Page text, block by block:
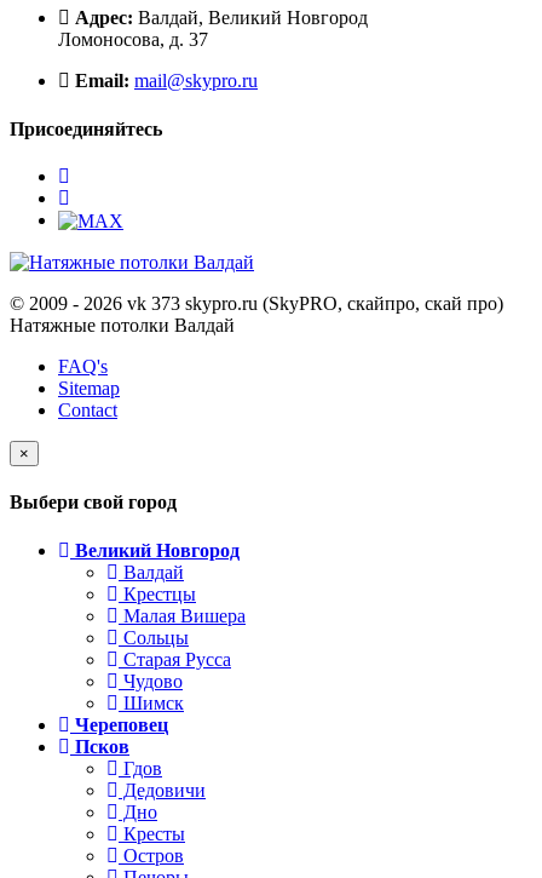
Адрес: Валдай, Великий Новгород
Ломоносова, д. 37
Email: mail@skypro.ru
Присоединяйтесь
© 2009 - 2026 vk 373 skypro.ru (SkyPRO, скайпро, скай про)
Натяжные потолки Валдай
FAQ's
Sitemap
Contact
×
Выбери свой город
Великий Новгород
Валдай
Крестцы
Малая Вишера
Сольцы
Старая Русса
Чудово
Шимск
Череповец
Псков
Гдов
Дедовичи
Дно
Кресты
Остров